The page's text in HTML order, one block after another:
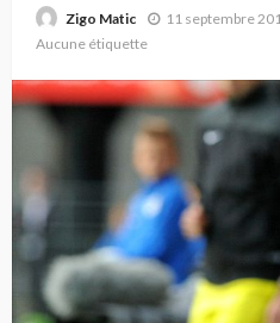
Zigo Matic 11 septembre
Aucune étiquette